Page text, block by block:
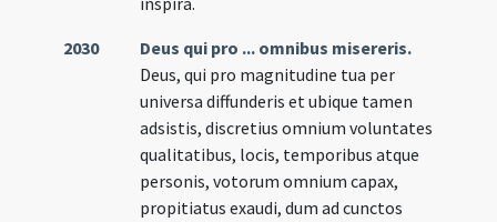
2030
Deus qui pro ... omnibus misereris.
Deus, qui pro magnitudine tua per
universa diffunderis et ubique tamen
adsistis, discretius omnium voluntates
qualitatibus, locis, temporibus atque
personis, votorum omnium capax,
propitiatus exaudi, dum ad cunctos